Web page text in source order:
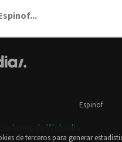
Espinof
de Webedia
de terceros para generar